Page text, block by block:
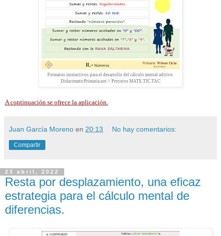
Formatos interactivos para el desarrollo del cálculo mental aditivo.
DidactmaticPrimaria.net // Proyecto MATE.TIC.TAC
A continuación se ofrece la aplicación.
Juan García Moreno en 20:13 No hay comentarios:
Compartir
23 abril, 2022
Resta por desplazamiento, una eficaz
estrategia para el cálculo mental de
diferencias.